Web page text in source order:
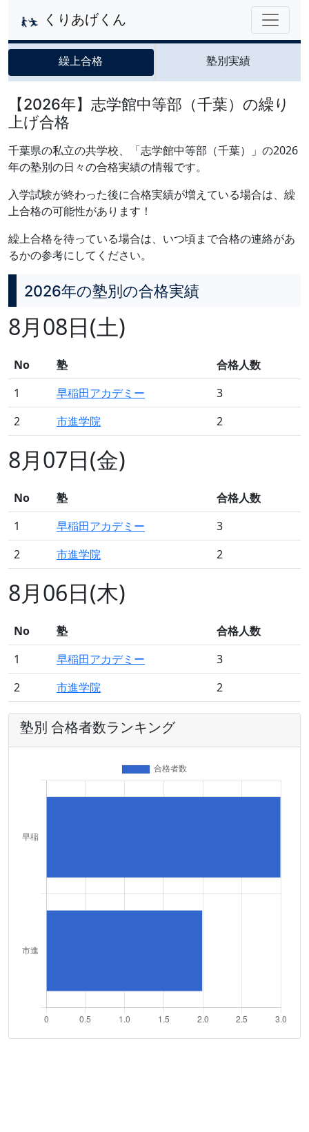
くりあげくん
繰上合格 塾別実績
【2026年】志学館中等部（千葉）の繰り
上げ合格
千葉県の私立の共学校、「志学館中等部（千葉）」の2026
年の塾別の日々の合格実績の情報です。
入学試験が終わった後に合格実績が増えている場合は、繰
上合格の可能性があります！
繰上合格を待っている場合は、いつ頃まで合格の連絡があ
るかの参考にしてください。
2026年の塾別の合格実績
8月08日(土)
No 塾
合格人数
1
早稲田アカデミー
3
2
市進学院 2
8月07日(金)
No 塾
合格人数
1
早稲田アカデミー
3
2
市進学院 2
8月06日(木)
No 塾
合格人数
1
早稲田アカデミー
3
2
市進学院 2
塾別 合格者数ランキング